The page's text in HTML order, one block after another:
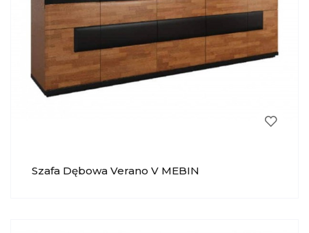
Szafa Dębowa Verano V MEBIN